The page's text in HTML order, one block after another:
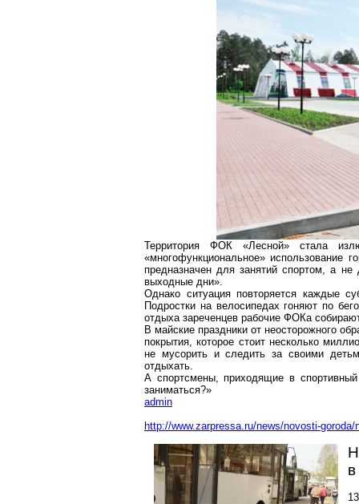
Территория ФОК «Лесной» стала
«многофункциональное» использование
предназначен для занятий спортом, а
выходные дни».
Однако ситуация повторяется каждые
Подростки на велосипедах гоняют по
отдыха зареченцев рабочие ФОКа
В майские праздники от неосторожного
покрытия, которое стоит несколько
не мусорить и следить за своими
отдыхать.
А спортсмены, приходящие в
заниматься?»
admin
http://www.zarpressa.ru/news/novosti-